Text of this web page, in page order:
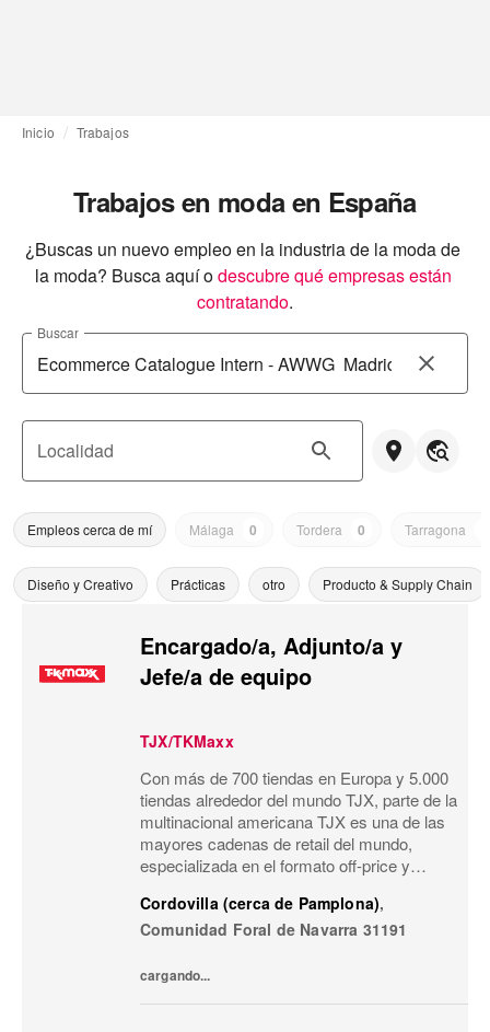
Inicio Trabajos
Trabajos en moda en España
¿Buscas un nuevo empleo en la industria de la moda de
la moda? Busca aquí odescubre qué empresas están
contratando.
Buscar
Localidad
Empleos cerca de mí Málaga 0 Tordera 0 Tarragona
Diseño y Creativo Prácticas otro Producto & Supply Chain
Encargado/a, Adjunto/a y
Jefe/a de equipo
TJX/TKMaxx
Con más de 700 tiendas en Europa y 5.000
tiendas alrededor del mundo TJX, parte de la
multinacional americana TJX es una de las
mayores cadenas de retail del mundo,
especializada en el formato off-price y
Primeras marcas, calidad, variedad y moda
a...
Cordovilla (cerca de Pamplona),
Comunidad Foral de Navarra 31191
cargando...